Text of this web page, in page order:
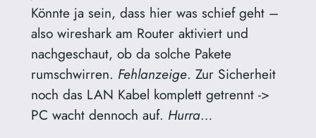
Könnte ja sein, dass hier was schief geht –
also wireshark am Router aktiviert und
nachgeschaut, ob da solche Pakete
rumschwirren. Fehlanzeige. Zur Sicherheit
noch das LAN Kabel komplett getrennt ->
PC wacht dennoch auf. Hurra…